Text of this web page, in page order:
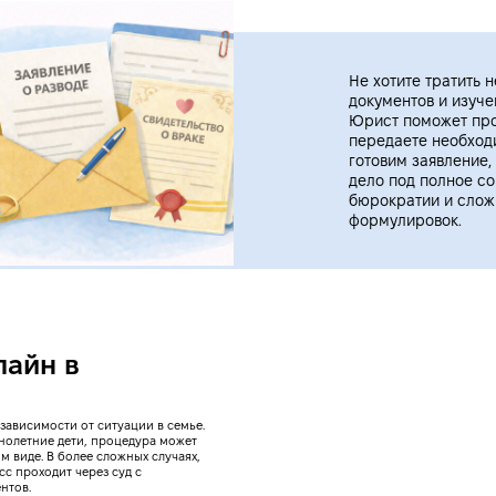
Не хотите тратить
документов и
Юрист поможет
передаете
готовим
дело под полное
бюрократии и
формулировок.
в
от ситуации в семье.
дети, процедура может
виде. В более сложных случаях,
проходит через суд с